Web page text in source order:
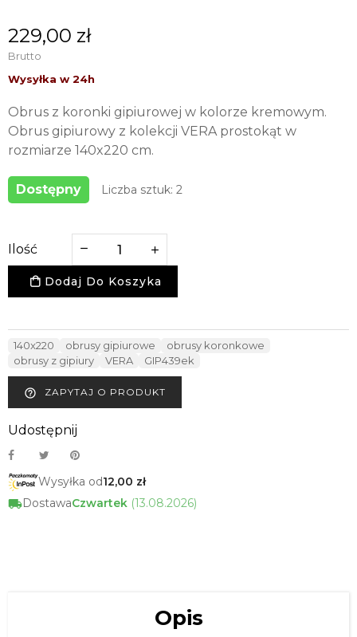
229,00 zł
Brutto
Obrus z koronki gipiurowej w kolorze kremowym.
Obrus gipiurowy z kolekcji VERA prostokąt w
rozmiarze 140x220 cm.
Dostępny Liczba sztuk: 2
Ilość
Dodaj Do Koszyka
140x220 obrusy gipiurowe
obrusy koronkowe
obrusy z gipiury
VERA GIP439ek
help_outline ZAPYTAJ O PRODUKT
Udostępnij
Wysyłka od12,00 zł
DostawaCzwartek (13.08.2026)
Opis